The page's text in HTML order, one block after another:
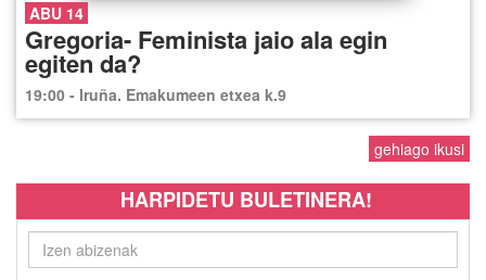
ABU 14
Gregoria- Feminista jaio ala egin
egiten da?
19:00 - Iruña. Emakumeen etxea k.9
gehiago ikusi
HARPIDETU BULETINERA!